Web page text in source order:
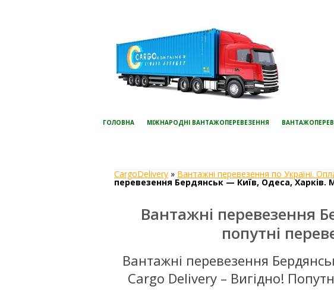
ГОЛОВНА МІЖНАРОДНІ ВАНТАЖОПЕРЕВЕЗЕННЯ
CargoDelivery » Вантажні перевезення по Україні.
перевезення Бердянськ — Київ, Одеса, Харків.
Вантажні перевезення
попутні
Вантажні перевезення
Cargo Delivery – Вигідно!